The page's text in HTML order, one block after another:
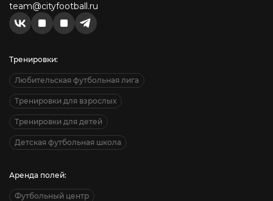
team@cityfootball.ru
Тренировки:
Любительская футбольная лига
Тренировки для взрослых
Тренировки для детей
Детская футбольная школа
Аренда полей:
Футбольный центр